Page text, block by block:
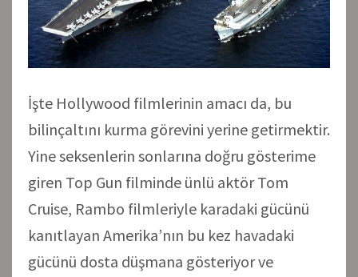
İşte Hollywood filmlerinin amacı da, bu
bilinçaltını kurma görevini yerine getirmektir.
Yine seksenlerin sonlarına doğru gösterime
giren Top Gun filminde ünlü aktör Tom
Cruise, Rambo filmleriyle karadaki gücünü
kanıtlayan Amerika’nın bu kez havadaki
gücünü dosta düşmana gösteriyor ve